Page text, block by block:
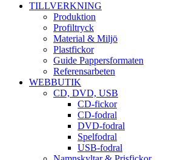
TILLVERKNING
Produktion
Profiltryck
Material & Miljö
Plastfickor
Guide Pappersformaten
Referensarbeten
WEBBUTIK
CD, DVD, USB
CD-fickor
CD-fodral
DVD-fodral
Spelfodral
USB-fodral